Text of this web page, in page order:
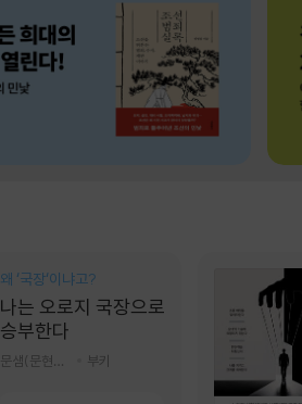
왜 ‘국장‘이냐고?
나는 오로지 국장으로
승부한다
부키